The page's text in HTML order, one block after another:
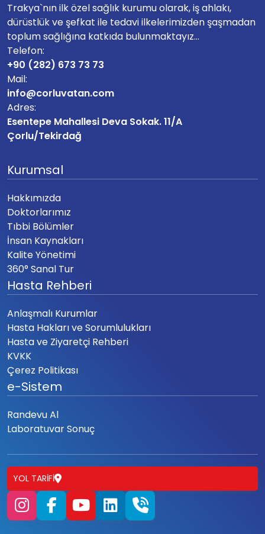
Trakya`nın ilk özel sağlık kurumu olarak, iş ahlakı,
dürüstlük ve şefkat ile tedavi ilkelerimizden şaşmadan
toplum sağlığına katkıda bulunmaktayız...
Telefon:
+90 (282) 673 73 73
Mail:
info@corluvatan.com
Adres:
Esentepe Mahallesi Deva Sokak. 11/A
Çorlu/Tekirdağ
Kurumsal
Hakkımızda
Doktorlarımız
Tıbbi Bölümler
İnsan Kaynakları
Kalite Yönetimi
360° Sanal Tur
Hasta Rehberi
Anlaşmalı Kurumlar
Hasta Hakları ve Sorumlulukları
Hasta ve Ziyaretçi Rehberi
KVKK
Çerez Politikası
e-Sistem
Randevu Al
Laboratuvar Sonuç
YOL TARIFI